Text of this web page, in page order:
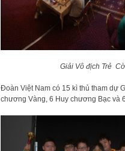
Giải Vô địch Trẻ
Đoàn Việt Nam có 15 kì thủ tham dự
chương Vàng, 6 Huy chương Bạc và